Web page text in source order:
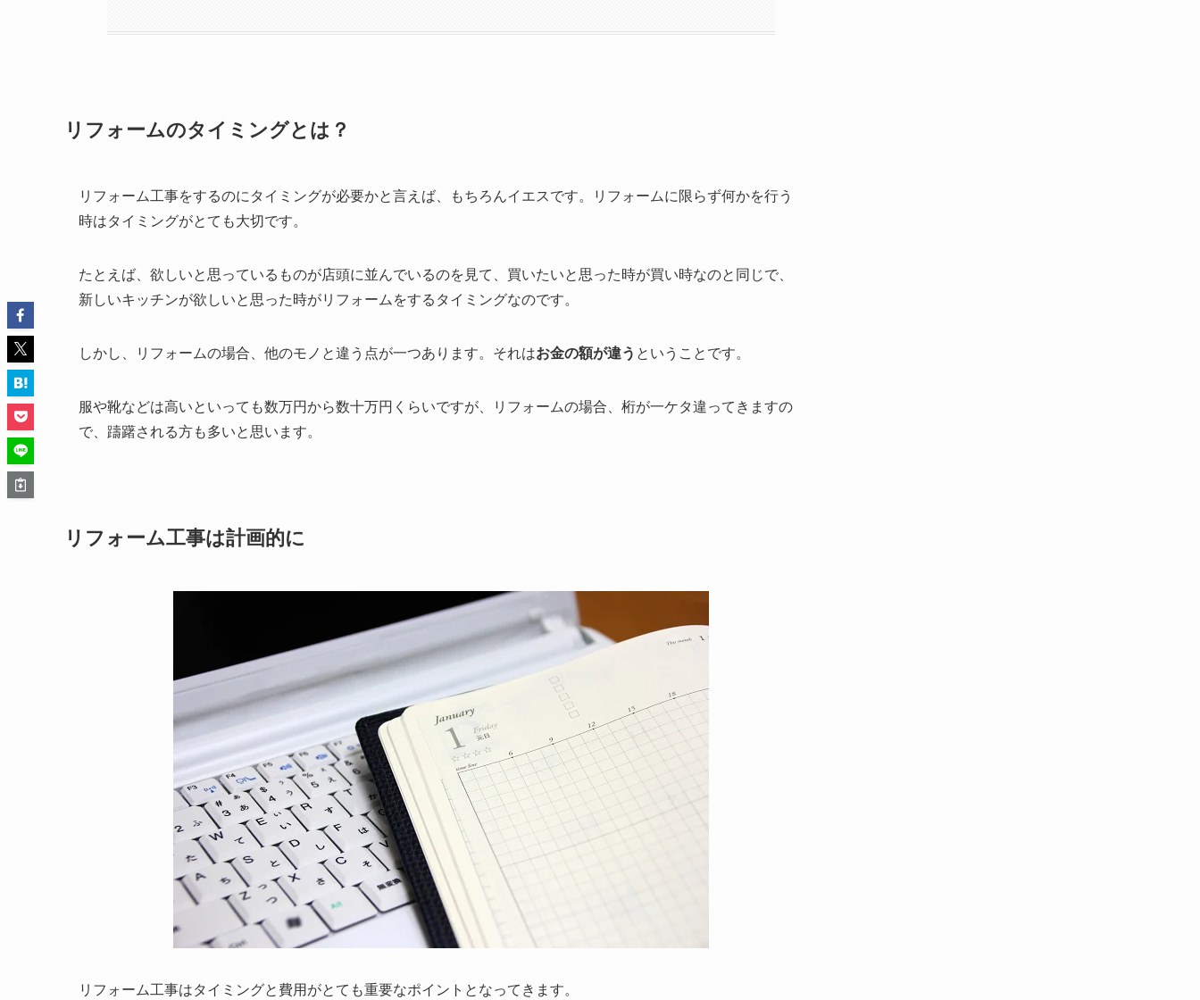
リフォームのタイミングとは？
リフォーム工事をするのにタイミングが必要かと言えば、もちろんイエスです。リフォームに限らず何かを行う
時はタイミングがとても大切です。
たとえば、欲しいと思っているものが店頭に並んでいるのを見て、買いたいと思った時が買い時なのと同じで、
新しいキッチンが欲しいと思った時がリフォームをするタイミングなのです。
しかし、リフォームの場合、他のモノと違う点が一つあります。それはお金の額が違う ということです。
服や靴などは高いといっても数万円から数十万円くらいですが、リフォームの場合、桁が一ケタ違ってきますの
で、躊躇される方も多いと思います。
リフォーム工事は計画的に
リフォーム工事はタイミングと費用がとても重要なポイントとなってきます。